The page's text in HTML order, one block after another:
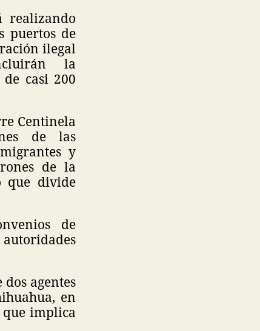
realizando
puertos de
ilegal
la
casi 200
Centinela
de las
y
de la
que divide
de
agentes
en
que implica